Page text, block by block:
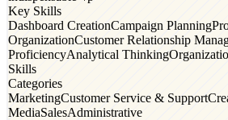
Key Skills
Dashboard CreationCampaign Planning
OrganizationCustomer Relationship
ProficiencyAnalytical Thinking
Skills
Categories
MarketingCustomer Service & Support
MediaSalesAdministrative